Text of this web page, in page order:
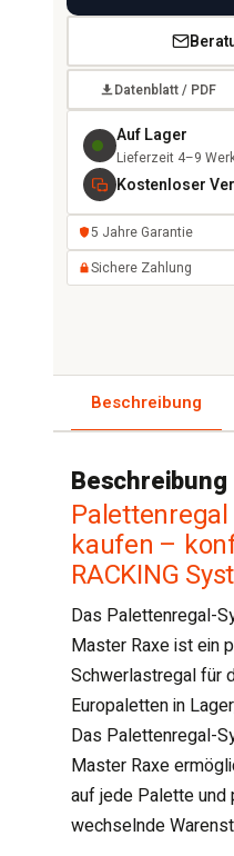
Datenblatt / PDF
Auf Lager
Lieferzeit 4–9
Kostenloser
5 Jahre Garantie
Sichere Zahlung
Beschreibung
Beschreibung
kaufen –
RACKING
Das Palettenregal-
Master Raxe ist ein
Schwerlastregal für
Europaletten in
Das Palettenregal-
Master Raxe
auf jede Palette
wechselnde